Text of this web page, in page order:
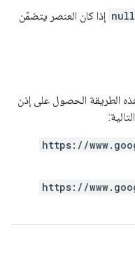
null إذا كان العنصر يتضمّن
الطريقة الحصول على إذن
https://
https://